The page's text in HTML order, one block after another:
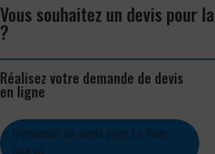
Vous souhaitez un devis pour
?
Réalisez votre demande de devis
en ligne